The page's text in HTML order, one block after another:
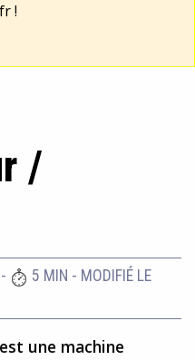
!
/
- 5 MIN - MODIFIÉ LE
une machine